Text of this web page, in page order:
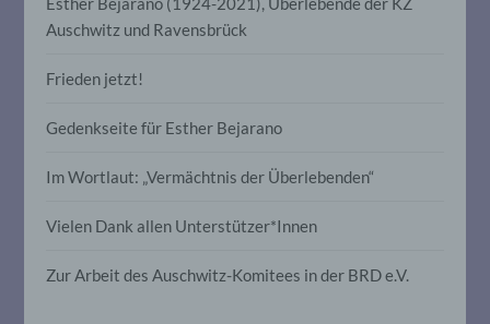
Auschwitz und Ravensbrück
Frieden jetzt!
Gedenkseite für Esther Bejarano
Im Wortlaut: „Vermächtnis der Überlebenden“
Vielen Dank allen Unterstützer*Innen
Zur Arbeit des Auschwitz-Komitees in der BRD e.V.
Verbreitung oder eine andere Form der
Bereitstellung, den Abgleich oder die
Löschen oder die Vernichtung.
d) Einschränkung der Verarbeitung
Einschränkung der Verarbeitung ist die
personenbezogener Daten mit dem Ziel,